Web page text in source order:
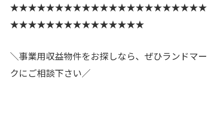
★★★★★★★★★★★★★★★★★★★★★★
★★★★★★★★★★★★★★★
＼事業用収益物件をお探しなら、ぜひランドマー
クにご相談下さい／